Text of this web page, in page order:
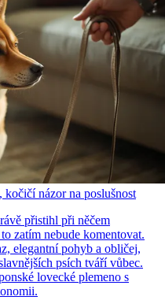
názor na poslušnost
přistihl při něčem
zatím nebude komentovat.
elegantní pohyb a obličej,
psích tváří vůbec.
lovecké plemeno s